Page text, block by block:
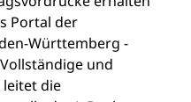
Portal der
Württemberg -
und
die